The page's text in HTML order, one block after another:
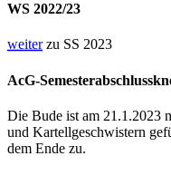
WS 2022/23
weiterzu SS 2023
AcG-
Die Bude ist am 21.1.2023
und Kartellgeschwistern
dem Ende zu.